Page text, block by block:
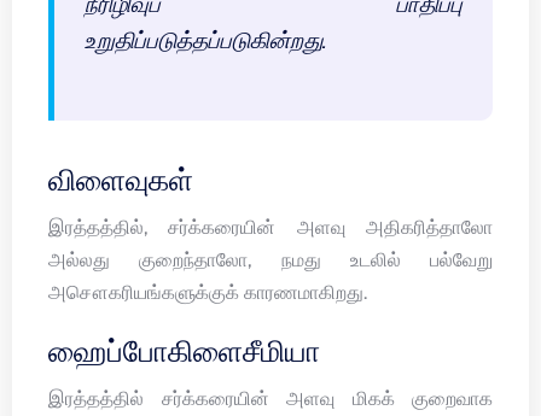
உறுதிப்படுத்தப்படுகின்றது.
விளைவுகள்
இரத்தத்தில், சர்க்கரையின் அளவு அதிகரித்தாலோ
அல்லது குறைந்தாலோ, நமது உடலில் பல்வேறு
அசௌகரியங்களுக்குக் காரணமாகிறது.
ஹைப்போகிளைசீமியா
இரத்தத்தில் சர்க்கரையின் அளவு மிகக் குறைவாக